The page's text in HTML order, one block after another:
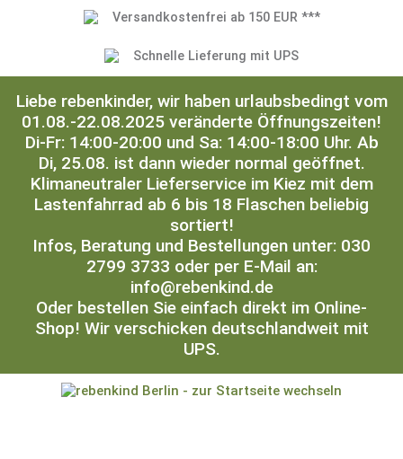
Versandkostenfrei ab 150 EUR ***
Schnelle Lieferung mit UPS
Liebe rebenkinder, wir haben urlaubsbedingt vom
01.08.-22.08.2025 veränderte Öffnungszeiten!
Di-Fr: 14:00-20:00 und Sa: 14:00-18:00 Uhr. Ab
Di, 25.08. ist dann wieder normal geöffnet.
Klimaneutraler Lieferservice im Kiez mit dem
Lastenfahrrad ab 6 bis 18 Flaschen beliebig
sortiert!
Infos, Beratung und Bestellungen unter: 030
2799 3733 oder per E-Mail an:
info@rebenkind.de
Oder bestellen Sie einfach direkt im Online-
Shop! Wir verschicken deutschlandweit mit
UPS.